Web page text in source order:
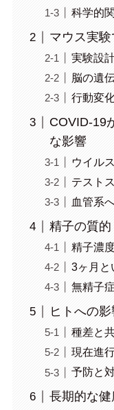
科学的
マウス実
実験設
脳の遺
行動変
COVID-19
な影響
ウイル
テスト
血管系
精子の質
精子濃
3ヶ月と
無精子
ヒトへの
種差と
現在進
予防と
長期的な